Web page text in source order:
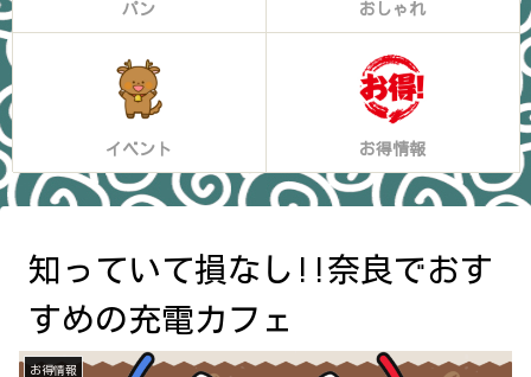
パン おしゃれ
イベント お得情報
知っていて損なし!!奈良でおす
すめの充電カフェ
お得情報